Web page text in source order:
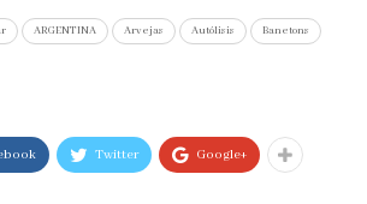
ARGENTINA Arvejas Autólisis Banetons
Twitter Google+